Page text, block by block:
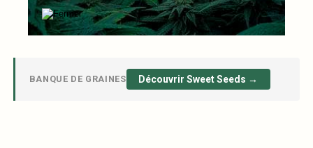
BANQUE DE GRAINES Découvrir Sweet Seeds →